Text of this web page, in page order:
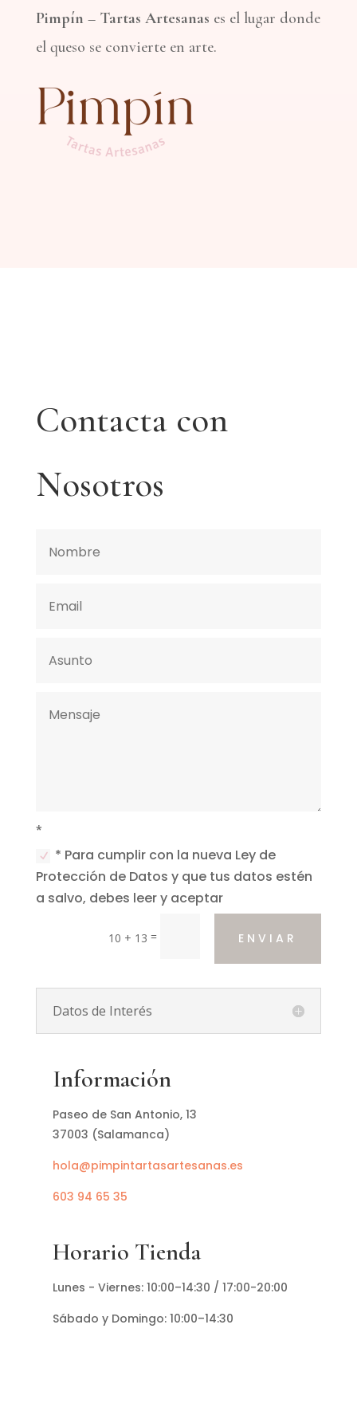
Pimpín – Tartas Artesanas es el lugar donde
el queso se convierte en arte.
Contacta con
Nosotros
*
* Para cumplir con la nueva Ley de
Protección de Datos y que tus datos estén
a salvo, debes leer y aceptar
10 + 13 = ENVIAR
Datos de Interés
Información
Paseo de San Antonio, 13
37003 (Salamanca)
hola@pimpintartasartesanas.es
603 94 65 35
Horario Tienda
Lunes - Viernes: 10:00–14:30 / 17:00-20:00
Sábado y Domingo: 10:00–14:30